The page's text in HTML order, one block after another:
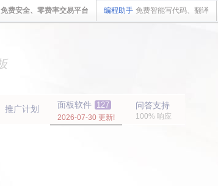
免费安全、零费率交易平台 编程助手 免费智能写代码、翻译
推广计划 面板软件 127
2026-07-30 更新!
问答支持
100% 响应